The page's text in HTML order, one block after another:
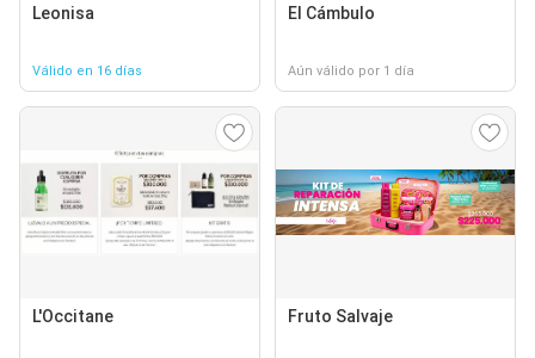
Leonisa
Válido en 16 días
El Cámbulo
Aún válido por 1 día
L'Occitane Fruto Salvaje